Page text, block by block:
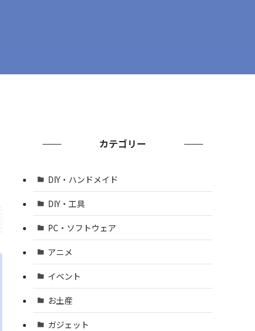
カテゴリー
DIY・ハンドメイド
DIY・工具
PC・ソフトウェア
アニメ
イベント
お土産
ガジェット